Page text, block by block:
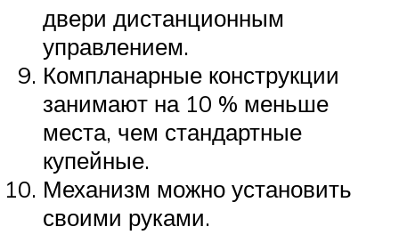
двери дистанционным
управлением.
Компланарные конструкции
занимают на 10 % меньше
места, чем стандартные
купейные.
Механизм можно установить
своими руками.